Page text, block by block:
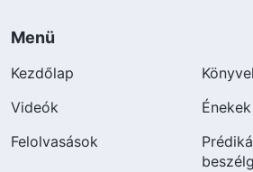
Menü
Kezdőlap
Videók
Énekek
Felolvasások